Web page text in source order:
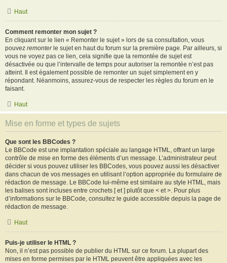
Haut
Comment remonter mon sujet ?
En cliquant sur le lien « Remonter le sujet » lors de sa consultation, vous
pouvez remonterle sujet en haut du forum sur la première page. Par ailleurs, si
vous ne voyez pas ce lien, cela signifie que la remontée de sujet est
désactivée ou que l’intervalle de temps pour autoriser la remontée n’est pas
atteint. Il est également possible de remonter un sujet simplement en y
répondant. Néanmoins, assurez-vous de respecter les règles du forum en le
faisant.
Haut
Mise en forme et types de sujets
Que sont les BBCodes ?
Le BBCode est une implantation spéciale au langage HTML, offrant un large
contrôle de mise en forme des éléments d’un message. L’administrateur peut
décider si vous pouvez utiliser les BBCodes, vous pouvez aussi les désactiver
dans chacun de vos messages en utilisant l’option appropriée du formulaire de
rédaction de message. Le BBCode lui-même est similaire au style HTML, mais
les balises sont incluses entre crochets [ et ] plutôt que < et >. Pour plus
d’informations sur le BBCode, consultez le guide accessible depuis la page de
rédaction de message.
Haut
Puis-je utiliser le HTML ?
Non, il n’est pas possible de publier du HTML sur ce forum. La plupart des
mises en forme permises par le HTML peuvent être appliquées avec les